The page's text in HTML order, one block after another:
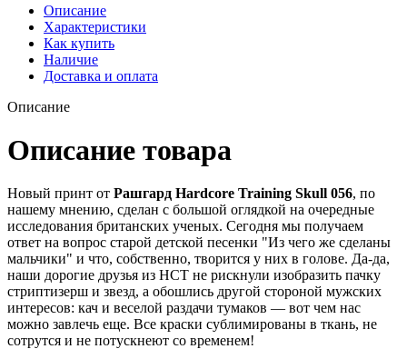
Описание
Характеристики
Как купить
Наличие
Доставка и оплата
Описание
Описание товара
Новый принт от Рашгард Hardcore Training Skull 056, по
нашему мнению, сделан с большой оглядкой на очередные
исследования британских ученых. Сегодня мы получаем
ответ на вопрос старой детской песенки "Из чего же сделаны
мальчики" и что, собственно, творится у них в голове. Да-да,
наши дорогие друзья из НСТ не рискнули изобразить пачку
стриптизерш и звезд, а обошлись другой стороной мужских
интересов: кач и веселой раздачи тумаков — вот чем нас
можно завлечь еще. Все краски сублимированы в ткань, не
сотрутся и не потускнеют со временем!